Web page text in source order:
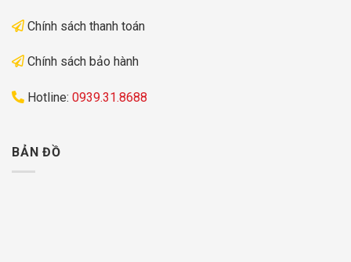
Chính sách thanh toán
Chính sách bảo hành
Hotline: 0939.31.8688
BẢN ĐỒ